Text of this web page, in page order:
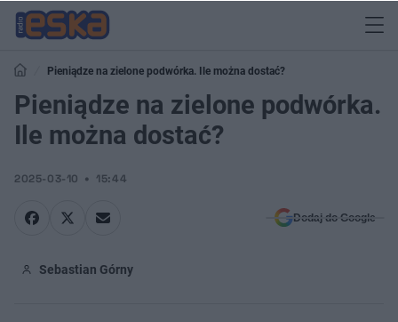
Pieniądze na zielone podwórka. Ile można dostać?
Pieniądze na zielone podwórka.
Ile można dostać?
2025-03-10 15:44
Dodaj do Google
Sebastian Górny